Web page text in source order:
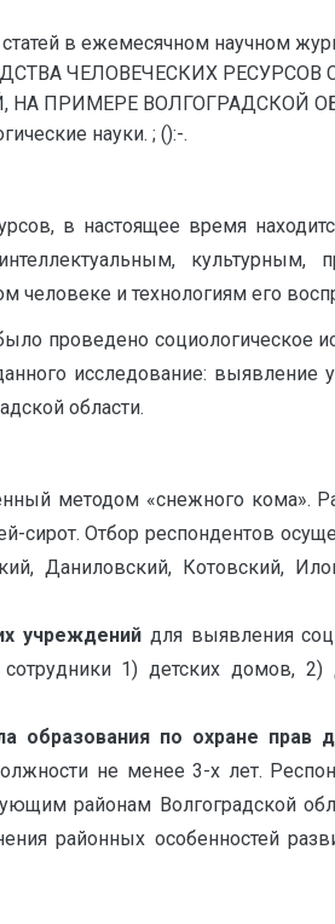
в ежемесячном научном
ЧЕЛОВЕЧЕСКИХ РЕСУРСОВ
ПРИМЕРЕ ВОЛГОГРАДСКОЙ
науки. ; ():-.
в настоящее время
культурным,
и технологиям его
проведено
исследование: выявление
области.
методом «снежного кома».
сирот. Отбор респондентов
Даниловский, Котовский,
учрежденийдля выявления
1) детских домов,
образования по охране прав
не менее 3-х лет.
районам Волгоградской
районных особенностей